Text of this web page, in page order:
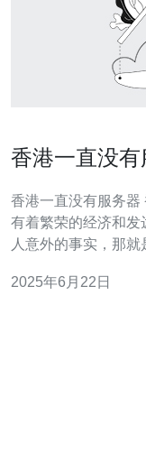
香港一直没有
香港一直没有服务器 香港，作为一个国际化的大都会，拥
有着繁荣的经济和发
人意外的事实，那就
它们是存储和处理数
2025年6月22日